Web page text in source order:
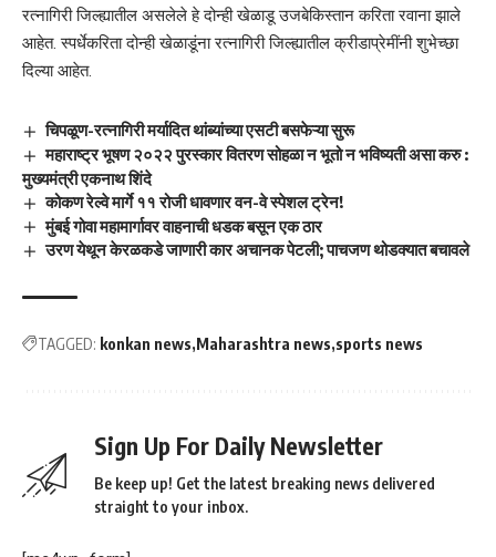
रत्नागिरी जिल्ह्यातील असलेले हे दोन्ही खेळाडू उजबेकिस्तान करिता रवाना झाले
आहेत. स्पर्धेकरिता दोन्ही खेळाडूंना रत्नागिरी जिल्ह्यातील क्रीडाप्रेमींनी शुभेच्छा
दिल्या आहेत.
चिपळूण-रत्नागिरी मर्यादित थांब्यांच्या एसटी बसफेऱ्या सुरू
महाराष्ट्र भूषण २०२२ पुरस्कार वितरण सोहळा न भूतो न भविष्यती असा करु :
मुख्यमंत्री एकनाथ शिंदे
कोकण रेल्वे मार्गे ११ रोजी धावणार वन-वे स्पेशल ट्रेन!
मुंबई गोवा महामार्गावर वाहनाची धडक बसून एक ठार
उरण येथून केरळकडे जाणारी कार अचानक पेटली; पाचजण थोडक्यात बचावले
TAGGED: konkan news Maharashtra news sports news
Sign Up For Daily Newsletter
Be keep up! Get the latest breaking news delivered
straight to your inbox.